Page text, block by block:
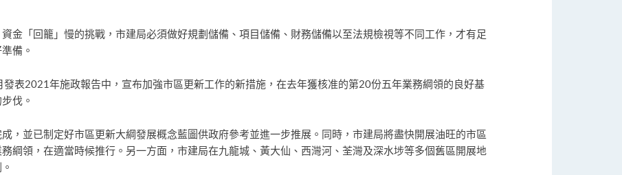
金「回籠」慢的挑戰，市建局必須做好規劃儲備、項目儲備、財務儲備以至法規檢視等不同工作，才有足
備。
表2021年施政報告中，宣布加強市區更新工作的新措施，在去年獲核准的第20份五年業務綱領的良好基
伐。
，並已制定好市區更新大綱發展概念藍圖供政府參考並進一步推展。同時，市建局將盡快開展油旺的市區
綱領，在適當時候推行。另一方面，市建局在九龍城、黃大仙、西灣河、荃灣及深水埗等多個舊區開展地